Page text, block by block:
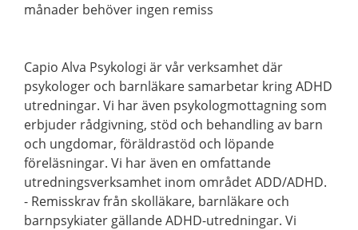
månader behöver ingen remiss
Capio Alva Psykologi är vår verksamhet där
psykologer och barnläkare samarbetar kring ADHD
utredningar. Vi har även psykologmottagning som
erbjuder rådgivning, stöd och behandling av barn
och ungdomar, föräldrastöd och löpande
föreläsningar. Vi har även en omfattande
utredningsverksamhet inom området ADD/ADHD.
- Remisskrav från skolläkare, barnläkare och
barnpsykiater gällande ADHD-utredningar. Vi